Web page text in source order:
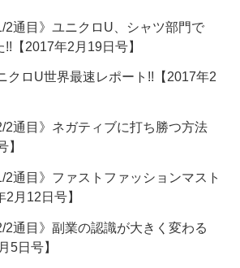
2通目》ユニクロU、シャツ部門で
【2017年2月19日号】
クロU世界最速レポート!!【2017年2
2通目》ネガティブに打ち勝つ方法
】
2通目》ファストファッションマスト
月12日号】
2通目》副業の認識が大きく変わる
5日号】